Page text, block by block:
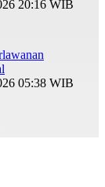
20:16 WIB
05:38 WIB